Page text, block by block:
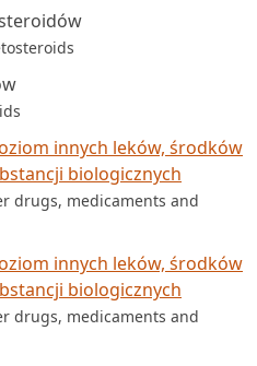
innych leków, środków
biologicznych
drugs, medicaments and
innych leków, środków
biologicznych
drugs, medicaments and